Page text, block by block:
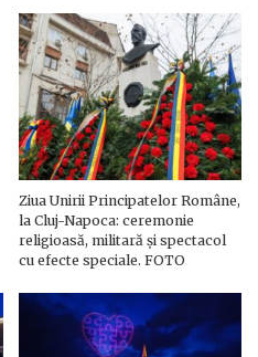
Ziua Unirii Principatelor Române,
la Cluj-Napoca: ceremonie
religioasă, militară și spectacol
cu efecte speciale. FOTO